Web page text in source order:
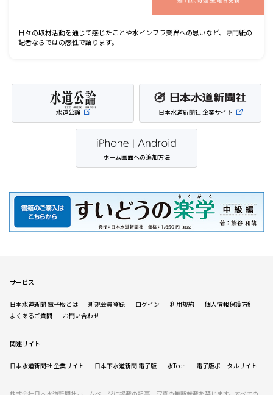
日々の取材活動を通じて感じたことや水インフラ業界への思いなど、専門紙の
記者ならではの感性で語ります。
水道公論 日本水道新聞社 企業サイト
ホーム画面への追加方法
サービス
日本水道新聞 電子版とは 新規会員登録 ログイン 利用規約
個人情報保護方針
よくあるご質問
お問い合わせ
関連サイト
日本水道新聞社 企業サイト 日本下水道新聞 電子版 水Tech 電子版ポータルサイト